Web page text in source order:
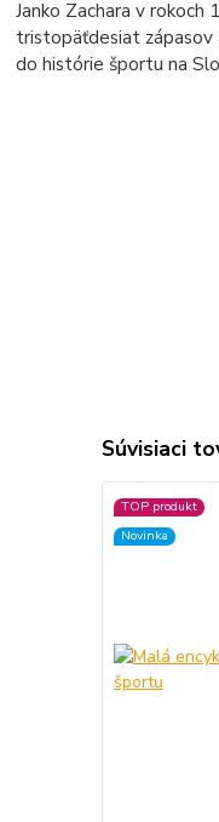
Janko Zachara v
tristopäťdesiat zápasov
do histórie športu na
Súvisiaci
TOP produkt
Novinka